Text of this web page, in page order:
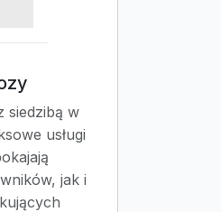
siedzibą w
usługi
jak i